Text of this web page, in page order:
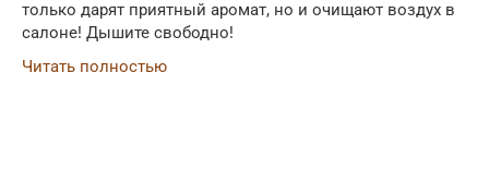
только дарят приятный аромат, но и очищают воздух в
салоне! Дышите свободно!
Читать полностью